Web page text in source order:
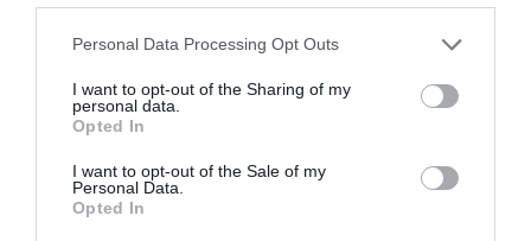
Please note that this website/app uses one or more Google
not limited to your visit or usage behaviour. You may click to
grant or deny consent to Google and its third-party tags to
use your data for below specified purposes in below Google
consent section.
Personal Data Processing Opt Outs
I want to opt-out of the Sharing of my
personal data.
Opted In
I want to opt-out of the Sale of my
Personal Data.
Opted In
07.08.2026 | 20:02
Κωνσταντίνο Ζούλα από τον ΣΚΑΪ – Ο λόγος της
απομάκρυνσής του